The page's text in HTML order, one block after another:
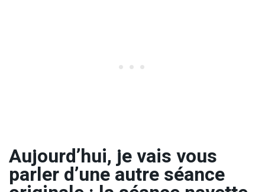
Aujourd’hui, je vais vous
parler d’une autre séance